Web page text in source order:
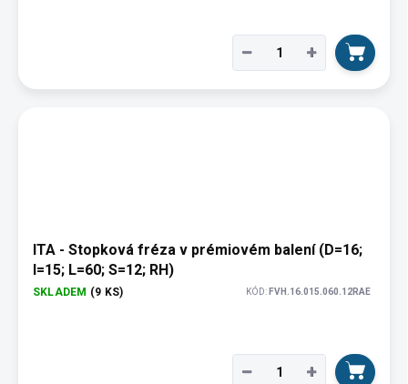
+
−
ITA - Stopková fréza v prémiovém balení (D=16;
I=15; L=60; S=12; RH)
SKLADEM (9 KS) KÓD: FVH.16.015.060.12RAE
+
−